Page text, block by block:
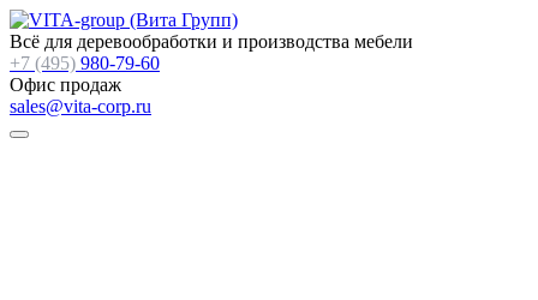
Всё для деревообработки и производства мебели
+7 (495) 980-79-60
Офис продаж
sales@vita-corp.ru